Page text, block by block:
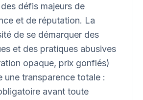
défis majeurs de
et de réputation. La
de se démarquer des
et des pratiques abusives
opaque, prix gonflés)
une transparence totale :
avant toute